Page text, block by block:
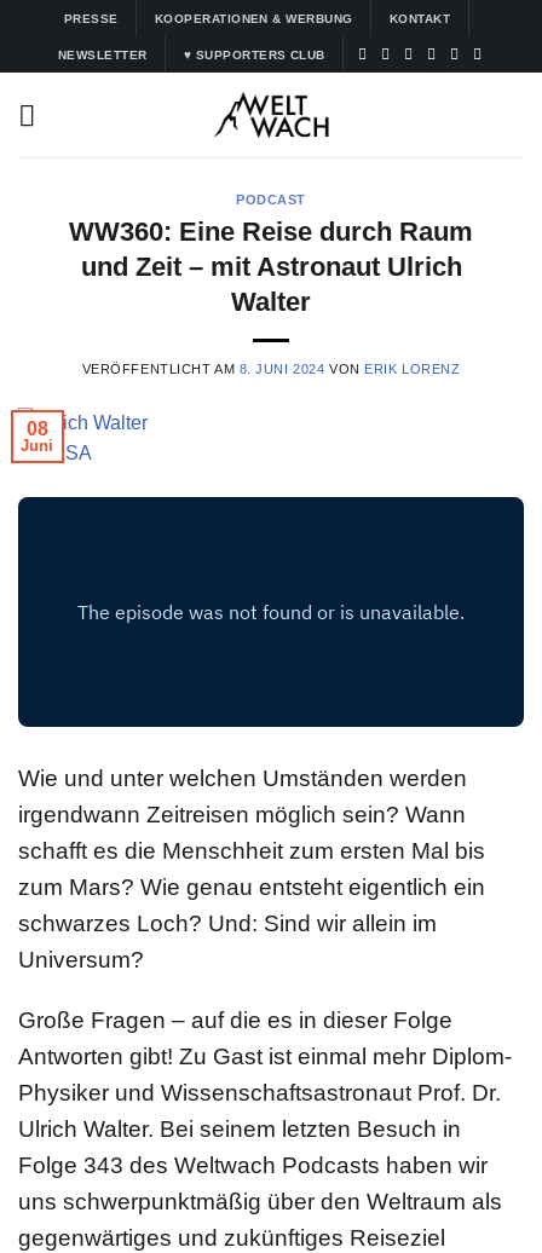
springen
PRESSE KOOPERATIONEN & WERBUNG KONTAKT
NEWSLETTER ♥ SUPPORTERS CLUB
PODCAST
WW360: Eine Reise durch Raum
und Zeit – mit Astronaut Ulrich
Walter
VERÖFFENTLICHT AM 8. JUNI 2024 VON ERIK LORENZ
© NASA
08
Juni
Wie und unter welchen Umständen werden
irgendwann Zeitreisen möglich sein? Wann
schafft es die Menschheit zum ersten Mal bis
zum Mars? Wie genau entsteht eigentlich ein
schwarzes Loch? Und: Sind wir allein im
Universum?
Große Fragen – auf die es in dieser Folge
Antworten gibt! Zu Gast ist einmal mehr Diplom-
Physiker und Wissenschaftsastronaut Prof. Dr.
Ulrich Walter. Bei seinem letzten Besuch in
Folge 343 des Weltwach Podcasts haben wir
uns schwerpunktmäßig über den Weltraum als
gegenwärtiges und zukünftiges Reiseziel